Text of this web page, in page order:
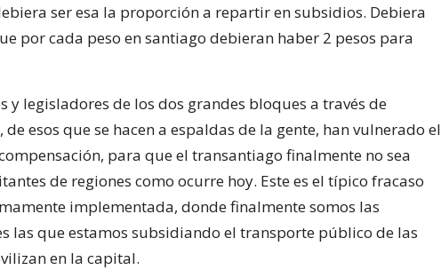
ser esa la proporción a repartir en subsidios. Debiera
por cada peso en santiago debieran haber 2 pesos para
y legisladores de los dos grandes bloques a través de
de esos que se hacen a espaldas de la gente, han vulnerado el
para que el transantiago finalmente no sea
de regiones como ocurre hoy. Este es el típico fracaso
implementada, donde finalmente somos las
las que estamos subsidiando el transporte público de las
en la capital.